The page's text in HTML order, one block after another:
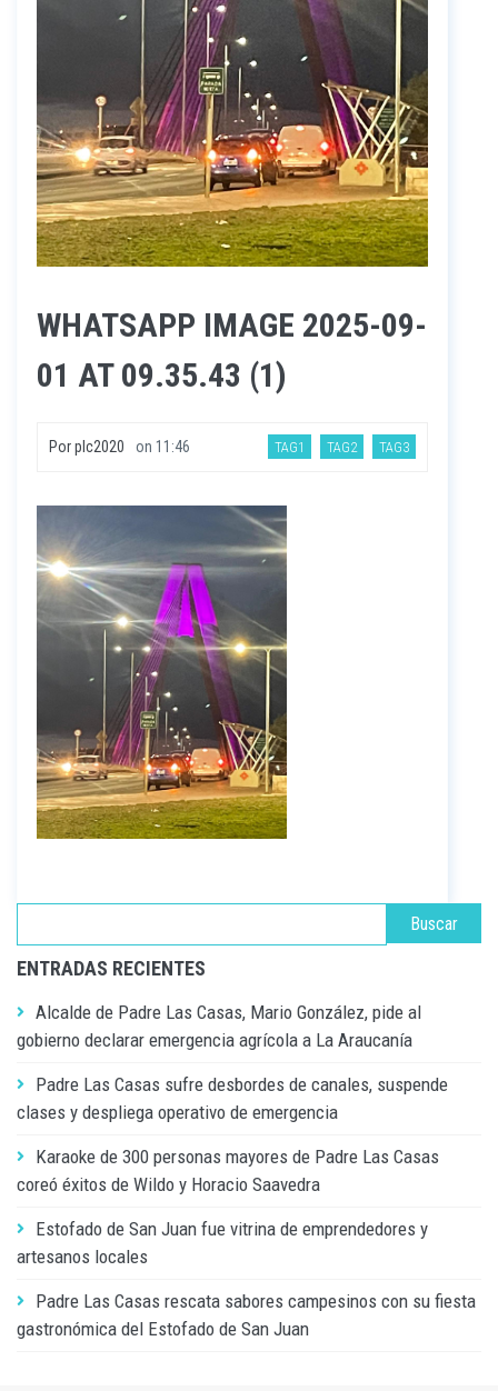
WHATSAPP IMAGE 2025-09-
01 AT 09.35.43 (1)
Porplc2020 on 11:46 TAG1 TAG2 TAG3
ENTRADAS RECIENTES
Alcalde de Padre Las Casas, Mario González, pide al
gobierno declarar emergencia agrícola a La Araucanía
Padre Las Casas sufre desbordes de canales, suspende
clases y despliega operativo de emergencia
Karaoke de 300 personas mayores de Padre Las Casas
coreó éxitos de Wildo y Horacio Saavedra
Estofado de San Juan fue vitrina de emprendedores y
artesanos locales
Padre Las Casas rescata sabores campesinos con su fiesta
gastronómica del Estofado de San Juan